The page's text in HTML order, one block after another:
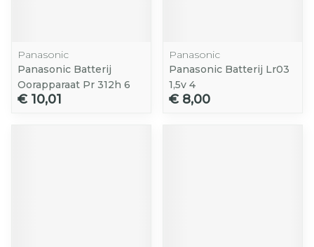
Panasonic
Panasonic Batterij
Oorapparaat Pr 312h 6
€ 10,01
Panasonic
Panasonic Batterij Lr03
1,5v 4
€ 8,00